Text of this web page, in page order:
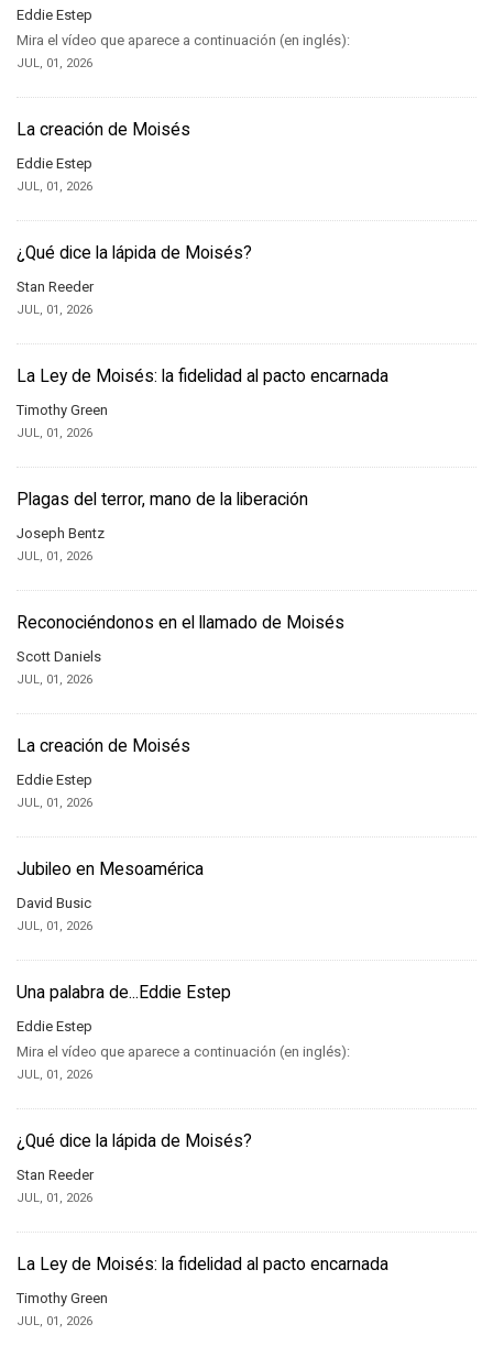
Eddie Estep
Mira el vídeo que aparece a continuación (en inglés):
JUL, 01, 2026
La creación de Moisés
Eddie Estep
JUL, 01, 2026
¿Qué dice la lápida de Moisés?
Stan Reeder
JUL, 01, 2026
La Ley de Moisés: la fidelidad al pacto encarnada
Timothy Green
JUL, 01, 2026
Plagas del terror, mano de la liberación
Joseph Bentz
JUL, 01, 2026
Reconociéndonos en el llamado de Moisés
Scott Daniels
JUL, 01, 2026
La creación de Moisés
Eddie Estep
JUL, 01, 2026
Jubileo en Mesoamérica
David Busic
JUL, 01, 2026
Una palabra de...Eddie Estep
Eddie Estep
Mira el vídeo que aparece a continuación (en inglés):
JUL, 01, 2026
¿Qué dice la lápida de Moisés?
Stan Reeder
JUL, 01, 2026
La Ley de Moisés: la fidelidad al pacto encarnada
Timothy Green
JUL, 01, 2026